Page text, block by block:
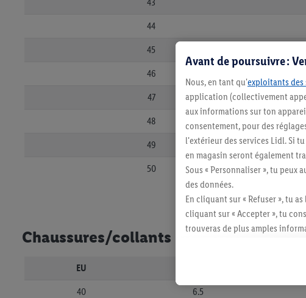
44
45
46
47
48
49
50
Chaussures/collants
EU
40 6.5
Avant de poursuivre :
Nous, en tant qu'exploitants des
application (collectivement
aux informations sur ton
consentement, pour des
l'extérieur des services Lidl. Si
en magasin seront également
Sous « Personnaliser », tu
des données.
En cliquant sur « Refuser », tu
cliquant sur « Accepter », tu
trouveras de plus amples